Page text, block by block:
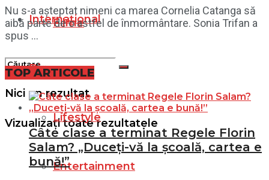
Filme
Nici un rezultat
Vizualizați toate rezultatele
Internațional
Diverse
Lifestyle
Entertainment
Nu s-a așteptat nimeni ca marea Cornelia Catanga să
aibă parte de o astfel de înmormântare. Sonia Trifan a
spus ...
TOP ARTICOLE
Câte clase a terminat Regele Florin
Salam? „Duceți-vă la școală, cartea e
bună!”